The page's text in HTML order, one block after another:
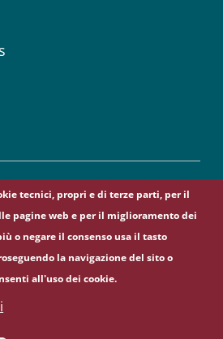
Roma - Piazzale Aldo Moro 5,
tecnici, propri e di terze parti, per il
pagine web e per il miglioramento dei
o negare il consenso usa il tasto
la navigazione del sito o
all'uso dei cookie.